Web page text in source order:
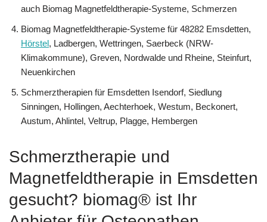
auch Biomag Magnetfeldtherapie-Systeme, Schmerzen
Biomag Magnetfeldtherapie-Systeme für 48282 Emsdetten,
Hörstel, Ladbergen, Wettringen, Saerbeck (NRW-
Klimakommune), Greven, Nordwalde und Rheine, Steinfurt,
Neuenkirchen
Schmerztherapien für Emsdetten Isendorf, Siedlung
Sinningen, Hollingen, Aechterhoek, Westum, Beckonert,
Austum, Ahlintel, Veltrup, Plagge, Hembergen
Schmerztherapie und
Magnetfeldtherapie in Emsdetten
gesucht? biomag® ist Ihr